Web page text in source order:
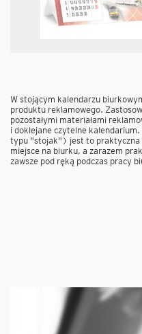
W stojącym kalendarzu
produktu reklamowego.
pozostałymi materiałami
i doklejane czytelne
typu "stojak") jest to praktyczna
miejsce na biurku, a zarazem
zawsze pod ręką podczas pracy